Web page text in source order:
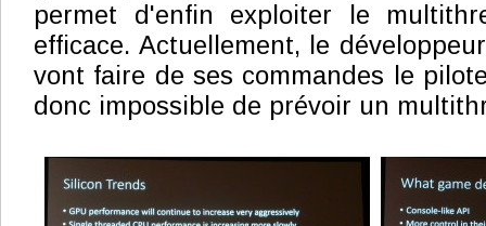
permet d'enfin exploiter le
efficace. Actuellement, le
vont faire de ses commandes le
donc impossible de prévoir un